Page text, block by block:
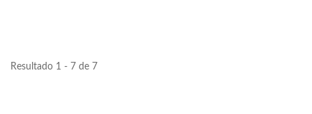
Resultado 1 - 7 de 7